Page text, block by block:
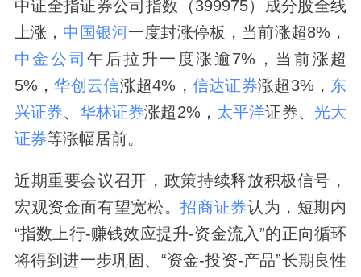
中证全指证券公司指数（399975）成分股全线
上涨， 中国银河一度封涨停板，当前涨超8%，
中金公司午后拉升一度涨逾7%，当前涨超
5%，华创云信涨超4%， 信达证券涨超3%， 东
兴证券、 华林证券涨超2%， 太平洋证券、 光大
证券等涨幅居前。
近期重要会议召开，政策持续释放积极信号，
宏观资金面有望宽松。招商证券认为，短期内
“指数上行-赚钱效应提升-资金流入”的正向循环
将得到进一步巩固、“资金-投资-产品”长期良性